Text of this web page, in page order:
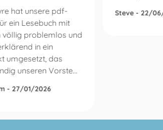
hat unsere pdf-
ein Lesebuch mit
völlig problemlos und
in ein
umgesetzt, das
unseren Vorste...
- 27/01/2026
Steve - 22/